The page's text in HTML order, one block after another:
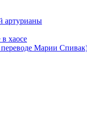
артурианы
хаосе
Марии